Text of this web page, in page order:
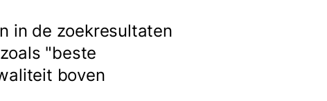
in de zoekresultaten
"beste
boven